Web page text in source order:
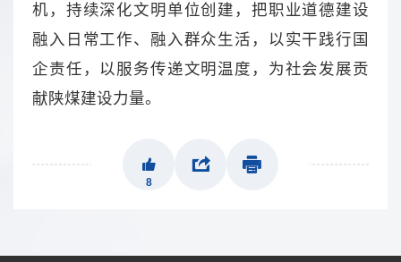
机，持续深化文明单位创建，把职业道德建设
融入日常工作、融入群众生活，以实干践行国
企责任，以服务传递文明温度，为社会发展贡
献陕煤建设力量。
8